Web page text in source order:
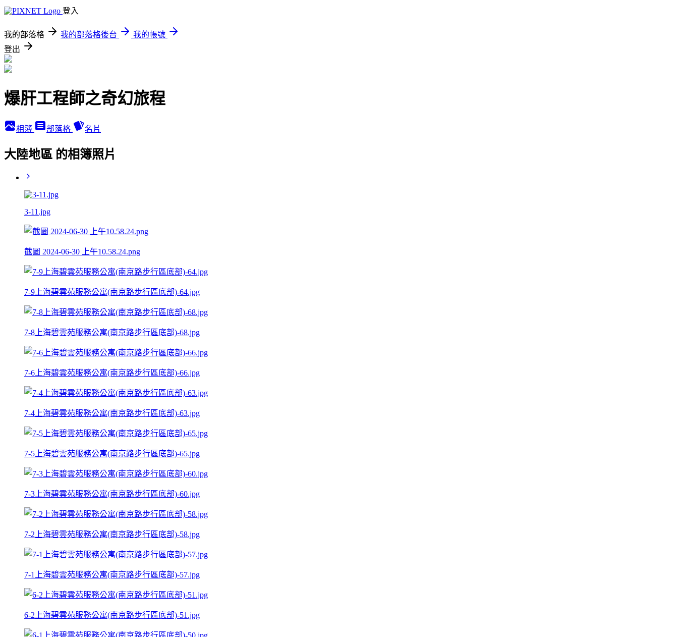
登入
我的部落格 我的部落格後台
我的帳號
登出
爆肝工程師之奇幻旅程
相簿 部落格 名片
大陸地區 的相簿照片
3-11.jpg
截圖 2024-06-30 上午10.58.24.png
7-9上海碧雲苑服務公寓(南京路步行區底部)-64.jpg
7-8上海碧雲苑服務公寓(南京路步行區底部)-68.jpg
7-6上海碧雲苑服務公寓(南京路步行區底部)-66.jpg
7-4上海碧雲苑服務公寓(南京路步行區底部)-63.jpg
7-5上海碧雲苑服務公寓(南京路步行區底部)-65.jpg
7-3上海碧雲苑服務公寓(南京路步行區底部)-60.jpg
7-2上海碧雲苑服務公寓(南京路步行區底部)-58.jpg
7-1上海碧雲苑服務公寓(南京路步行區底部)-57.jpg
6-2上海碧雲苑服務公寓(南京路步行區底部)-51.jpg